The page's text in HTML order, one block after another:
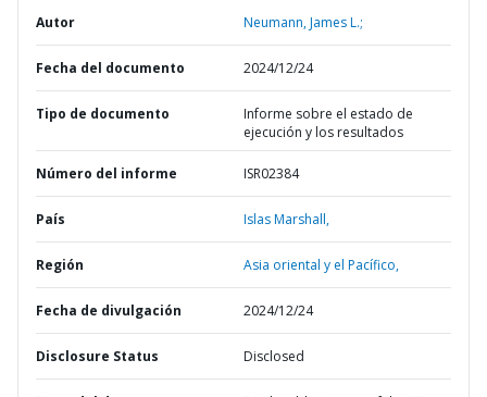
Autor Neumann, James L.;
Fecha del documento 2024/12/24
Tipo de documento
Informe sobre el estado de
ejecución y los resultados
Número del informe ISR02384
País Islas Marshall,
Región Asia oriental y el Pacífico,
Fecha de divulgación 2024/12/24
Disclosure Status Disclosed